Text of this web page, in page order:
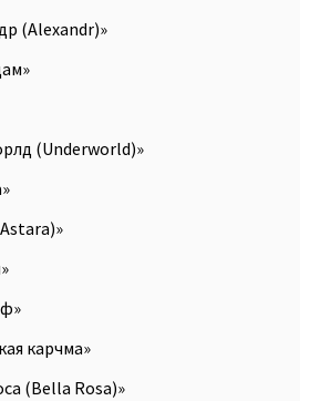
(Alexandr)»
(Underworld)»
карчма»
(Bella Rosa)»